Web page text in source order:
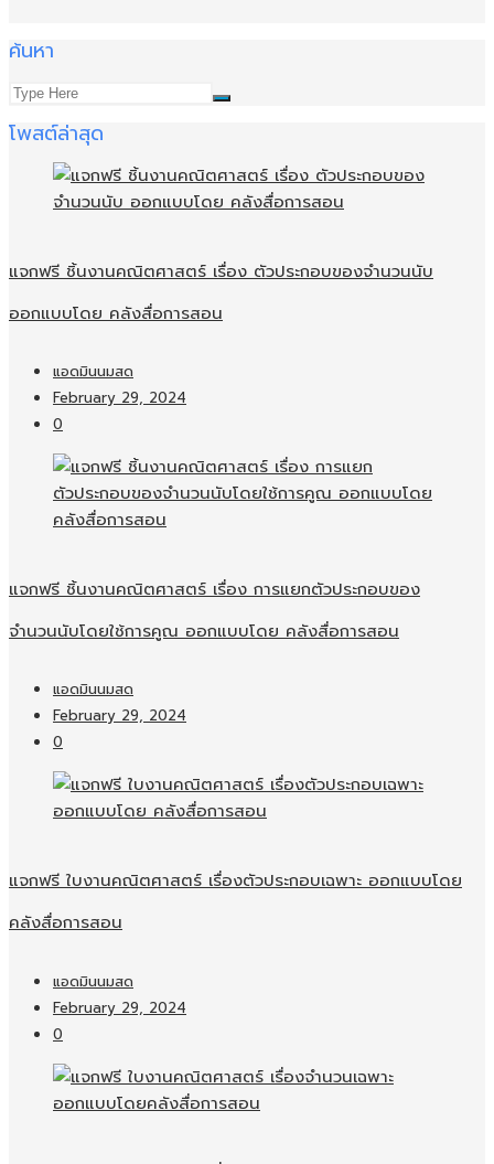
ค้นหา
โพสต์ล่าสุด
แจกฟรี ชิ้นงานคณิตศาสตร์ เรื่อง ตัวประกอบของจำนวนนับ
ออกแบบโดย คลังสื่อการสอน
แอดมินนมสด
February 29, 2024
0
แจกฟรี ชิ้นงานคณิตศาสตร์ เรื่อง การแยกตัวประกอบของ
จำนวนนับโดยใช้การคูณ ออกแบบโดย คลังสื่อการสอน
แอดมินนมสด
February 29, 2024
0
แจกฟรี ใบงานคณิตศาสตร์ เรื่องตัวประกอบเฉพาะ ออกแบบโดย
คลังสื่อการสอน
แอดมินนมสด
February 29, 2024
0